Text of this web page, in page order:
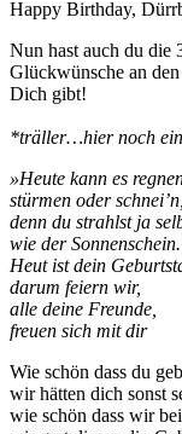
Happy Birthday,
Nun hast auch du die
Glückwünsche an
Dich gibt!
*träller…hier noch
»Heute kann es
stürmen oder schnei’n,
denn du strahlst ja
wie der Sonnenschein.
Heut ist dein
darum feiern wir,
alle deine Freunde,
freuen sich mit dir
Wie schön dass du
wir hätten dich sonst
wie schön dass wir